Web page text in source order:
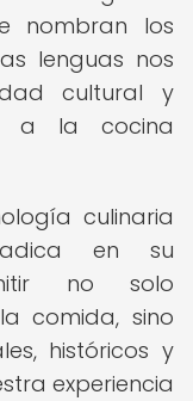
nombran los
lenguas nos
cultural y
a la cocina
culinaria
en su
no solo
comida, sino
históricos y
experiencia